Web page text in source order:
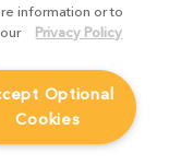
information or to
Privacy Policy
Optional
Cookies